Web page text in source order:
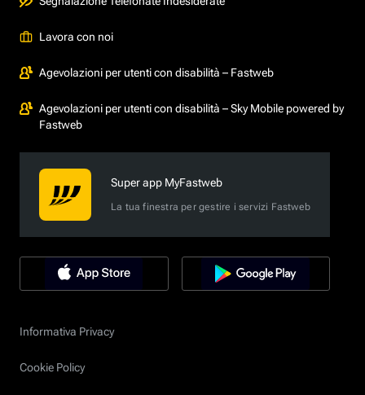
Lavora con noi
Agevolazioni per utenti con disabilità – Fastweb
Agevolazioni per utenti con disabilità – Sky Mobile powered by
Fastweb
Super app MyFastweb
La tua finestra per gestire i servizi Fastweb
Informativa Privacy
Cookie Policy